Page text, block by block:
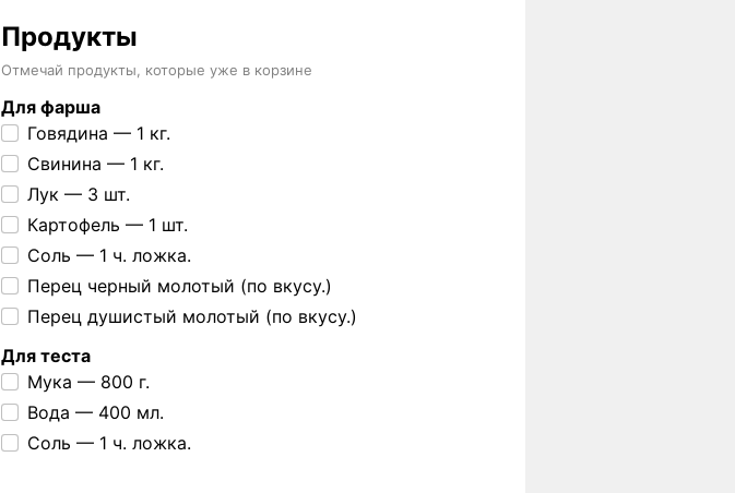
Продукты
Отмечай продукты, которые уже в корзине
Для фарша
Говядина — 1 кг.
Свинина — 1 кг.
Лук — 3 шт.
Картофель — 1 шт.
Соль — 1 ч. ложка.
Перец черный молотый (по вкусу.)
Перец душистый молотый (по вкусу.)
Для теста
Мука — 800 г.
Вода — 400 мл.
Соль — 1 ч. ложка.